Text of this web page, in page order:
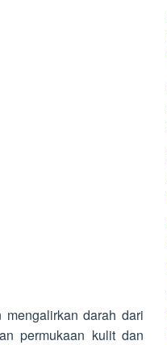
darah dari
permukaan kulit dan